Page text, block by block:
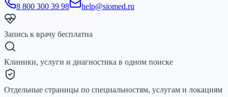
8 800 300 39 98 help@siomed.ru
Запись к врачу бесплатна
Клиники, услуги и диагностика в одном поиске
Отдельные страницы по специальностям, услугам и локациям